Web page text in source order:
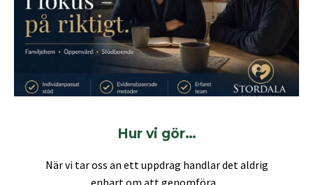
Hur vi gör…
När vi tar oss an ett uppdrag handlar det aldrig
enbart om att genomföra...